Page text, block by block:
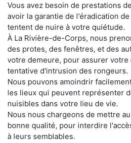
Vous avez besoin de prestations
avoir la garantie de l'éradication
tentent de nuire à votre quiétude.
À La Rivière-de-Corps, nous
des protes, des fenêtres, et des
votre demeure, pour assurer
tentative d'intrusion des rongeurs.
Nous pouvons amoindrir
les lieux qui peuvent représenter
nuisibles dans votre lieu de vie.
Nous nous chargeons de mettre
bonne qualité, pour interdire
à leurs semblables.